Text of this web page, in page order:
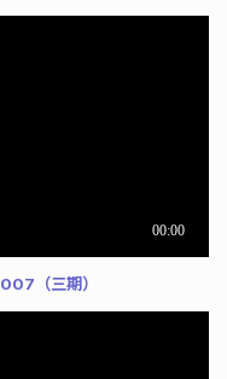
（三期）